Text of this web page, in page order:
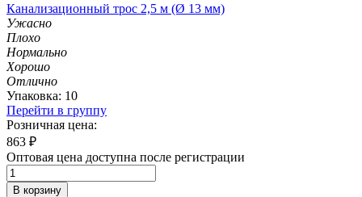
Канализационный трос 2,5 м (Ø 13 мм)
Ужасно
Плохо
Нормально
Хорошо
Отлично
Упаковка: 10
Перейти в группу
Розничная цена:
863 ₽
Оптовая цена доступна после регистрации
В корзину